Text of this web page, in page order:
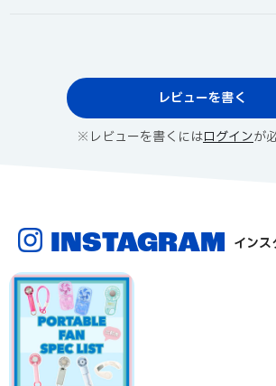
レビューを書く
※レビューを書くにはログインが
INSTAGRAM インス